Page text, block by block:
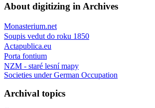
About digitizing in Archives
Monasterium.net
Soupis vedut do roku 1850
Actapublica.eu
Porta fontium
NZM - staré lesní mapy
Societies under German Occupation
Archival topics